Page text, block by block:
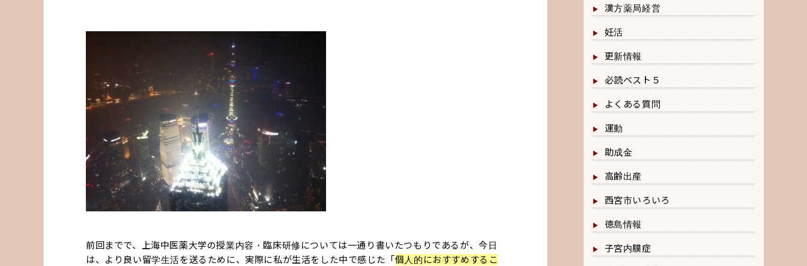
前回までで、上海中医薬大学の授業内容・臨床研修については一通り書いたつもりであるが、今日
は、より良い留学生活を送るために、実際に私が生活をした中で感じた「個人的におすすめするこ
漢方薬局経営
妊活
更新情報
必読ベスト５
よくある質問
運動
助成金
高齢出産
西宮市いろいろ
徳島情報
子宮内膜症